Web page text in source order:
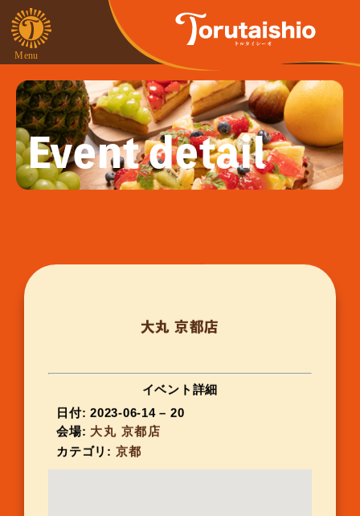
Event detail
大丸 京都店
イベント詳細
日付: 2023-06-14– 20
会場: 大丸 京都店
カテゴリ: 京都